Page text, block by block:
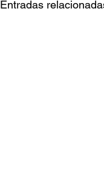
Entradas